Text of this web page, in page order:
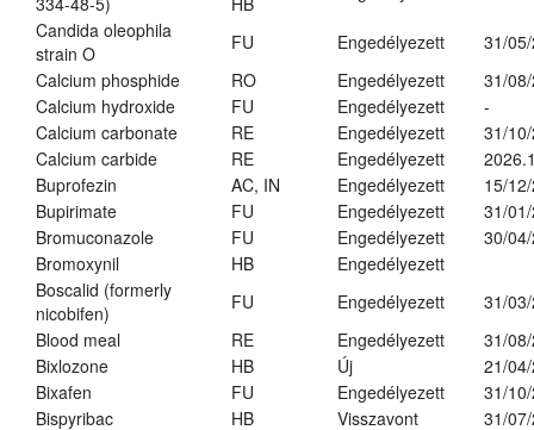
Candida oleophila
strain O
FU Engedélyezett
31/
Calcium phosphide
RO Engedélyezett
31/
Calcium hydroxide
FU Engedélyezett
-
Calcium carbonate
RE Engedélyezett
31/
Calcium carbide
RE Engedélyezett
Buprofezin
AC, IN Engedélyezett
15/
Bupirimate
FU Engedélyezett
31/
Bromuconazole
FU Engedélyezett
30/
Bromoxynil
HB
Engedélyezett
Boscalid (formerly
nicobifen)
FU Engedélyezett
31/
Blood meal
RE Engedélyezett
31/
Bixlozone
HB Új
21/
Bixafen
FU Engedélyezett
31/
Bispyribac
HB Visszavont
31/